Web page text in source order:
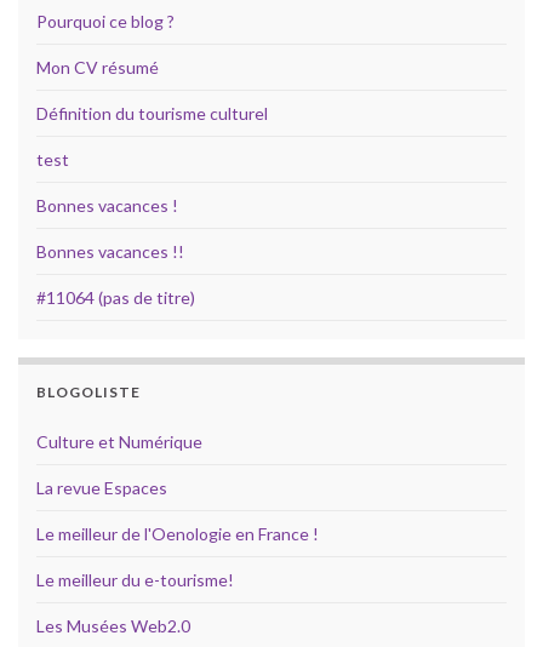
Pourquoi ce blog ?
Mon CV résumé
Définition du tourisme culturel
test
Bonnes vacances !
Bonnes vacances !!
#11064 (pas de titre)
BLOGOLISTE
Culture et Numérique
La revue Espaces
Le meilleur de l'Oenologie en France !
Le meilleur du e-tourisme!
Les Musées Web2.0